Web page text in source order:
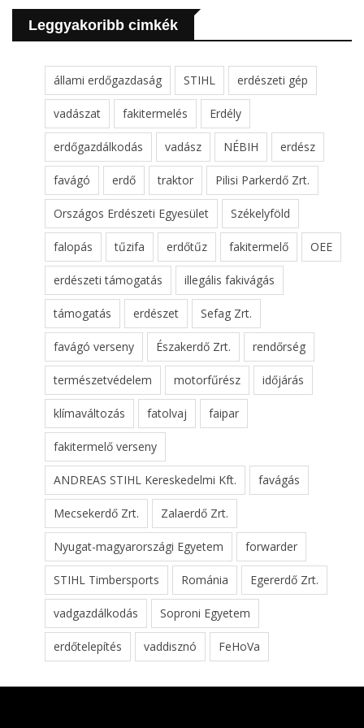
Leggyakoribb cimkék
állami erdőgazdaság STIHL erdészeti gép
vadászat fakitermelés Erdély
erdőgazdálkodás vadász NÉBIH erdész
favágó erdő traktor Pilisi Parkerdő Zrt.
Országos Erdészeti Egyesület Székelyföld
falopás tűzifa erdőtűz fakitermelő OEE
erdészeti támogatás illegális fakivágás
támogatás erdészet Sefag Zrt.
favágó verseny Északerdő Zrt. rendőrség
természetvédelem motorfűrész időjárás
klímaváltozás fatolvaj faipar
fakitermelő verseny
ANDREAS STIHL Kereskedelmi Kft. favágás
Mecsekerdő Zrt. Zalaerdő Zrt.
Nyugat-magyarországi Egyetem forwarder
STIHL Timbersports Románia Egererdő Zrt.
vadgazdálkodás Soproni Egyetem
erdőtelepítés vaddisznó FeHoVa